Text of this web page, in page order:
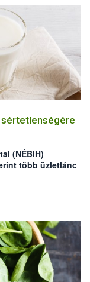
(NÉBIH)
több üzletlánc
gazdasági kár